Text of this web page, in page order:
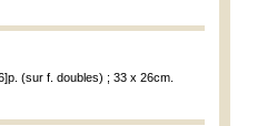
(sur f. doubles) ; 33 x 26cm.